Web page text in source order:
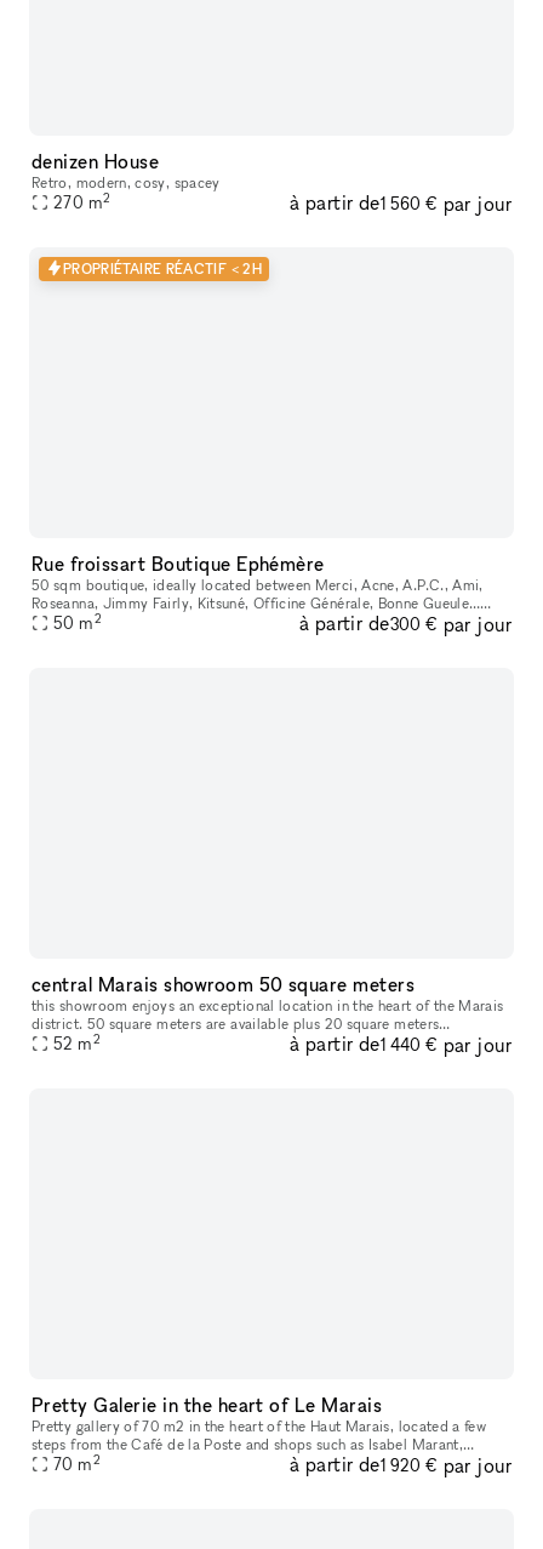
denizen House
Retro, modern, cosy, spacey
270 m2 à partir de1 560 € par jour
PROPRIÉTAIRE RÉACTIF < 2H
Rue froissart Boutique Ephémère
50 sqm boutique, ideally located between Merci, Acne, A.P.C., Ami,
Roseanna, Jimmy Fairly, Kitsuné, Officine Générale, Bonne Gueule…
Features a beautiful workshop-style display window and a large, w
50 m2 à partir de300 € par jour
central Marais showroom 50 square meters
this showroom enjoys an exceptional location in the heart of the Marais
district. 50 square meters are available plus 20 square meters
downstairs and in the back for back office or fitting room. Avai
52 m2 à partir de1 440 € par jour
Pretty Galerie in the heart of Le Marais
Pretty gallery of 70 m2 in the heart of the Haut Marais, located a few
steps from the Café de la Poste and shops such as Isabel Marant,
Jérôme Dreyfuss or Comme des Garçons. Large window on the stree
70 m2 à partir de1 920 € par jour